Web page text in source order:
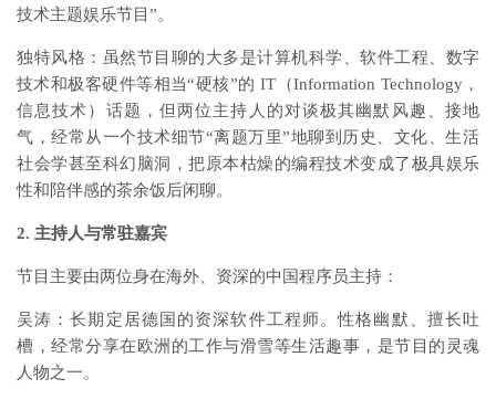
技术主题娱乐节目”。
独特风格：虽然节目聊的大多是计算机科学、软件工程、数字
技术和极客硬件等相当“硬核”的 IT（Information Technology，
信息技术）话题，但两位主持人的对谈极其幽默风趣、接地
气，经常从一个技术细节“离题万里”地聊到历史、文化、生活
社会学甚至科幻脑洞，把原本枯燥的编程技术变成了极具娱乐
性和陪伴感的茶余饭后闲聊。
2. 主持人与常驻嘉宾
节目主要由两位身在海外、资深的中国程序员主持：
吴涛：长期定居德国的资深软件工程师。性格幽默、擅长吐
槽，经常分享在欧洲的工作与滑雪等生活趣事，是节目的灵魂
人物之一。